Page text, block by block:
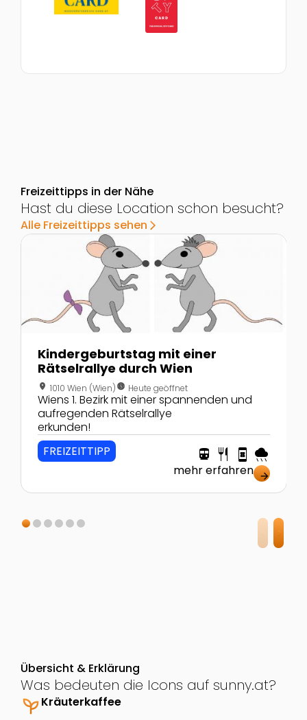
Freizeittipps in der Nähe
Hast du diese Location schon besucht?
Alle Freizeittipps sehen arrow_forward_ios
Zur Detailseite von Kindergeburtstag mit einer
Kindergeburtstag mit einer
Rätselrallye durch Wien
location_on 1010 Wien (Wien)nest_clock_farsight_analog Heute geöffnet
Wiens 1. Bezirk mit einer spannenden und
aufregenden Rätselrallye
erkunden!
FREIZEITTIPP
directions_transit restaurant book_online rainy
mehr erfahren arrow_forward
Übersicht & Erklärung
Was bedeuten die Icons auf sunny.at?
psychiatryKräuterkaffee